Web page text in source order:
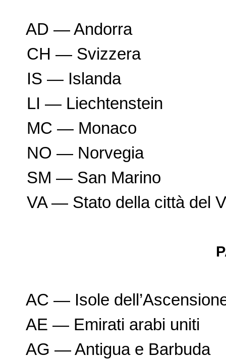
AD — Andorra
CH — Svizzera
IS — Islanda
LI — Liechtenstein
MC — Monaco
NO — Norvegia
SM — San Marino
VA — Stato della città del
AC — Isole
AE — Emirati arabi uniti
AG — Antigua e Barbuda